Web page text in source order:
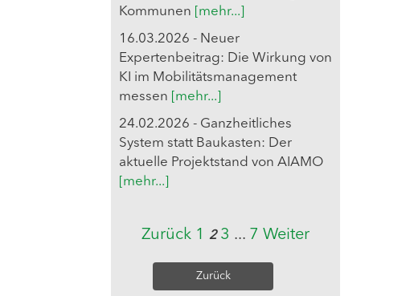
Kommunen
[mehr...]
16.03.2026 - Neuer
Expertenbeitrag: Die Wirkung von
KI im Mobilitätsmanagement
messen
[mehr...]
24.02.2026 - Ganzheitliches
System statt Baukasten: Der
aktuelle Projektstand von AIAMO
[mehr...]
Zurück 1 2 3 ... 7 Weiter
Zurück